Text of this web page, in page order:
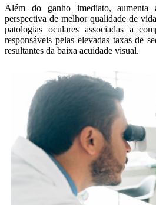
Além do ganho imediato, aumenta
perspectiva de melhor qualidade de
patologias oculares associadas a
responsáveis pelas elevadas taxas de
resultantes da baixa acuidade visual.